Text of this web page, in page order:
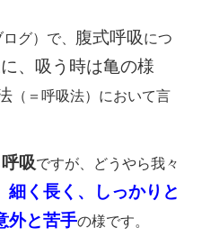
グ）で、 腹式呼吸につ
、吸う時は亀の様
（＝呼吸法）において言
呼吸ですが、どうやら我々
細く長く、しっかりと
外と苦手の様です。